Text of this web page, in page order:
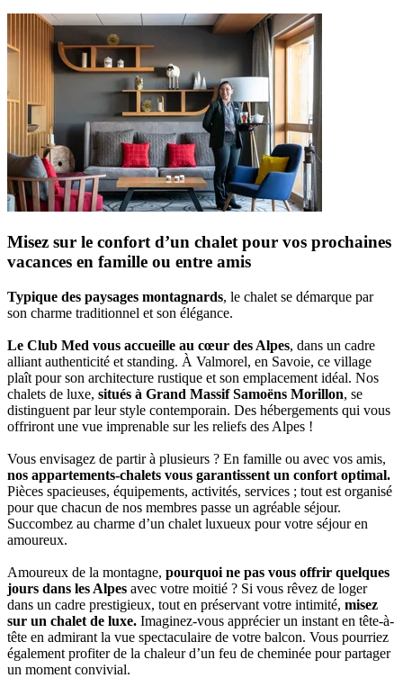
Misez sur le confort d’un chalet pour vos prochaines
vacances en famille ou entre amis
Typique des paysages montagnards, le chalet se démarque par
son charme traditionnel et son élégance.
Le Club Med vous accueille au cœur des Alpes, dans un cadre
alliant authenticité et standing. À Valmorel, en Savoie, ce village
plaît pour son architecture rustique et son emplacement idéal. Nos
chalets de luxe, situés à Grand Massif Samoëns Morillon, se
distinguent par leur style contemporain. Des hébergements qui vous
offriront une vue imprenable sur les reliefs des Alpes !
Vous envisagez de partir à plusieurs ? En famille ou avec vos amis,
nos appartements-chalets vous garantissent un confort optimal.
Pièces spacieuses, équipements, activités, services ; tout est organisé
pour que chacun de nos membres passe un agréable séjour.
Succombez au charme d’un chalet luxueux pour votre séjour en
amoureux.
Amoureux de la montagne, pourquoi ne pas vous offrir quelques
jours dans les Alpes avec votre moitié ? Si vous rêvez de loger
dans un cadre prestigieux, tout en préservant votre intimité, misez
sur un chalet de luxe. Imaginez-vous apprécier un instant en tête-à-
tête en admirant la vue spectaculaire de votre balcon. Vous pourriez
également profiter de la chaleur d’un feu de cheminée pour partager
un moment convivial.